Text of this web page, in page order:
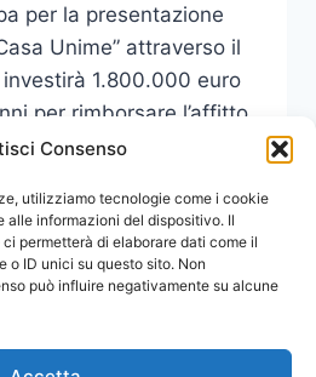
Consenso
utilizziamo tecnologie come i cookie
alle informazioni del dispositivo. Il
permetterà di elaborare dati come il
o ID unici su questo sito. Non
può influire negativamente su alcune
per la presentazione
Unime” attraverso il
investirà 1.800.000 euro
per rimborsare l’affitto